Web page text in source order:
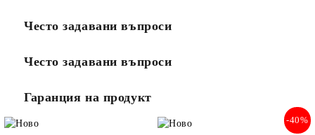
Често задавани въпроси
Често задавани въпроси
Гаранция на продукт
-40%